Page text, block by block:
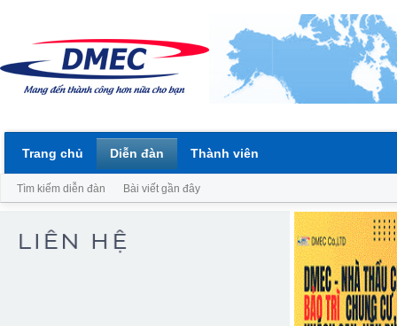
Trang chủ Diễn đàn
Tìm kiếm diễn đàn Bài viết gần đây
Thành viên